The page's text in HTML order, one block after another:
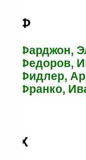
Ф
Фарджон,
Федоров,
Фидлер,
Франко,
Х